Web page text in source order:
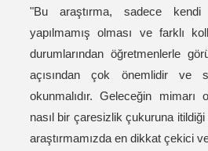
"Bu araştırma, sadece kendi
yapılmamış olması ve farklı
durumlarından öğretmenlerle
açısından çok önemlidir ve
okunmalıdır. Geleceğin mimarı
nasıl bir çaresizlik çukuruna
araştırmamızda en dikkat çekici